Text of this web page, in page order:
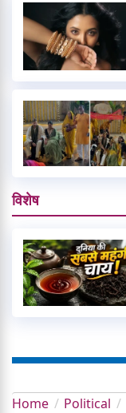
विशेष
Home Political